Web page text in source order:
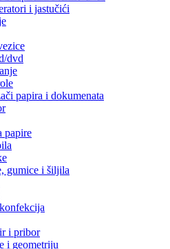
i jastučići
dvd
papira i dokumenata
papire
gumice i šiljila
i pribor
i geometriju